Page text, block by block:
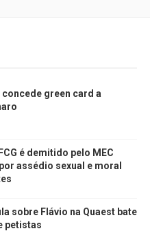
green card a
é demitido pelo MEC
assédio sexual e moral
sobre Flávio na Quaest bate
petistas